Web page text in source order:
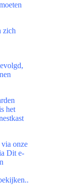
zich
het
onze
Dit e-
.